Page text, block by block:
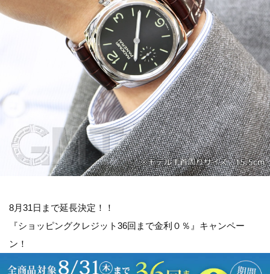
8月31日まで延長決定！！
『ショッピングクレジット36回まで金利０％』キャンペー
ン！